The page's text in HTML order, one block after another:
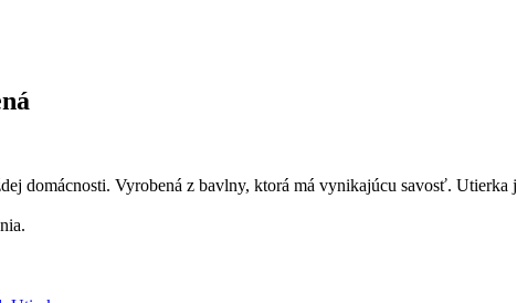
domácnosti. Vyrobená z bavlny, ktorá má vynikajúcu savosť. Utierka